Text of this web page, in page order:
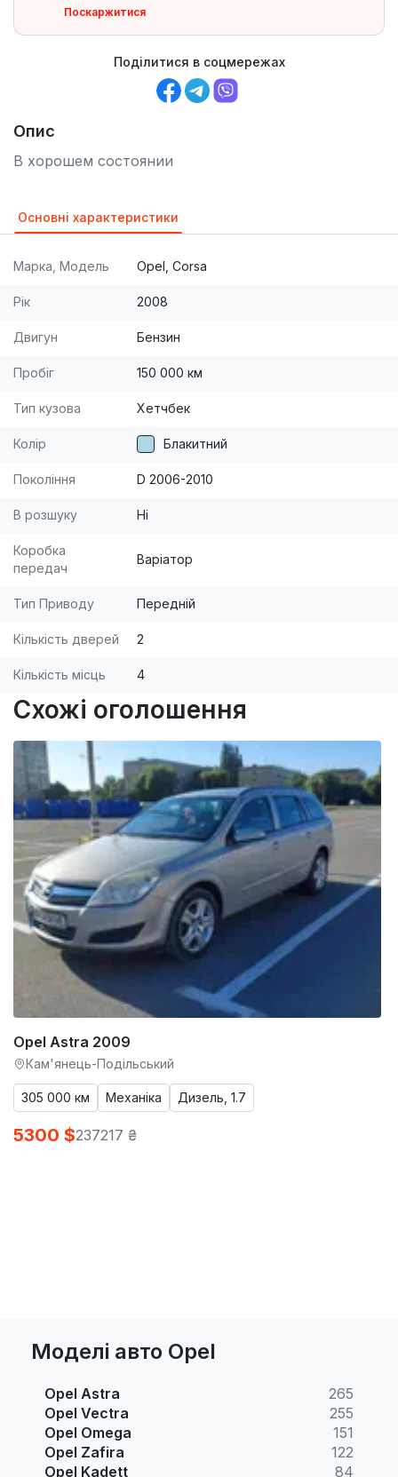
Поскаржитися
Поділитися в соцмережах
Опис
В хорошем состоянии
Основні характеристики
Марка, Модель Opel, Corsa
Рік 2008
Двигун Бензин
Пробіг 150 000 км
Тип кузова Хетчбек
Колір Блакитний
Покоління D 2006-2010
В розшуку Ні
Коробка
передач
Варіатор
Тип Приводу Передній
Кількість дверей 2
Кількість місць 4
Схожі оголошення
Opel Astra 2009
Кам'янець-Подільський
305 000 км Механіка Дизель, 1.7
5300 $237217 ₴
Моделі авто Opel
Opel Astra
265
Opel Vectra
255
Opel Omega
151
Opel Zafira
122
Opel Kadett
84